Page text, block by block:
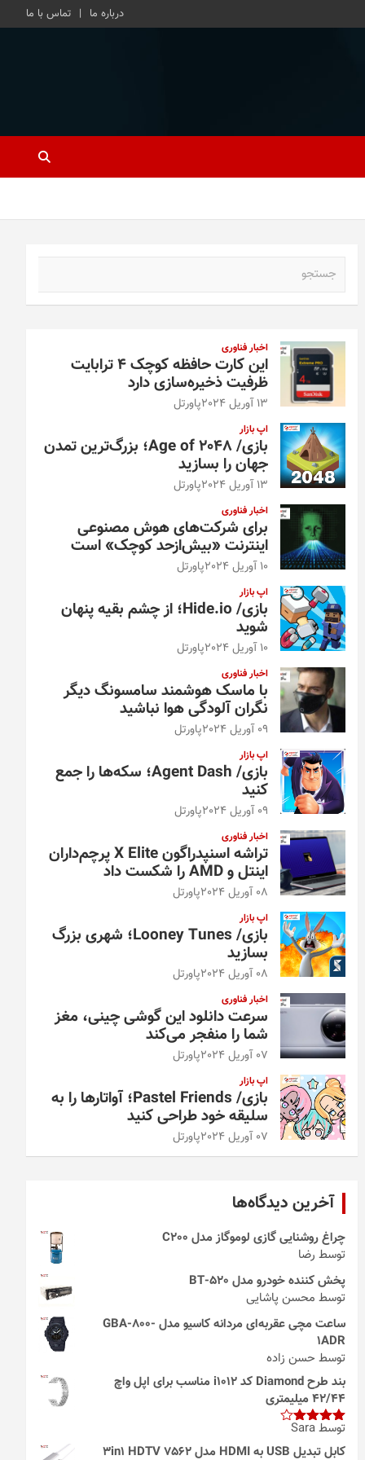
درباره ما تماس با ما
اخبار فناوری
این کارت حافظه کوچک ۴ ترابایت
ظرفیت ذخیره‌سازی دارد
13 آوریل 2024 پاورتل
اپ بازار
بازی/ Age of 2048؛ بزرگ‌ترین تمدن
جهان را بسازید
13 آوریل 2024 پاورتل
اخبار فناوری
برای شرکت‌های هوش مصنوعی
اینترنت «بیش‌از‌حد کوچک» است
10 آوریل 2024 پاورتل
اپ بازار
بازی/ Hide.io؛ از چشم بقیه پنهان
شوید
10 آوریل 2024 پاورتل
اخبار فناوری
با ماسک هوشمند سامسونگ دیگر
نگران آلودگی هوا نباشید
09 آوریل 2024 پاورتل
اپ بازار
بازی/ Agent Dash؛ سکه‌ها را جمع
کنید
09 آوریل 2024 پاورتل
اخبار فناوری
تراشه اسنپدراگون X Elite پرچم‌داران
اینتل و AMD را شکست داد
08 آوریل 2024 پاورتل
اپ بازار
بازی/ Looney Tunes؛ شهری بزرگ
بسازید
08 آوریل 2024 پاورتل
اخبار فناوری
سرعت دانلود این گوشی چینی، مغز
شما را منفجر می‌کند
07 آوریل 2024 پاورتل
اپ بازار
بازی/ Pastel Friends؛ آواتارها را به
سلیقه خود طراحی کنید
07 آوریل 2024 پاورتل
آخرین دیدگاه‌ها
چراغ روشنایی گازی لوموگاز مدل C200
توسط رضا
پخش کننده خودرو مدل 520-BT
توسط محسن پاشایی
ساعت مچی عقربه‌ای مردانه کاسیو مدل GBA-800-
1ADR
توسط حسن زاده
بند طرح Diamond کد i1012 مناسب برای اپل واچ
42/44 میلیمتری
امتیاز4
از 5
توسط Sara
کابل تبدیل USB به HDMI مدل 3in1 HDTV 7562